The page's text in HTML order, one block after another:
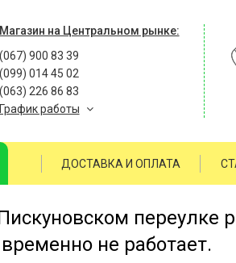
Магазин на Центральном рынке:
(067) 900 83 39
(099) 014 45 02
(063) 226 86 83
График работы
ДОСТАВКА И ОПЛАТА
переулке
не работает.